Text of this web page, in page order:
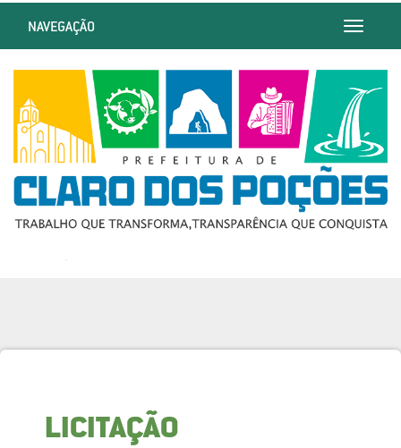
Toggle
NAVEGAÇÃO
LICITAÇÃO